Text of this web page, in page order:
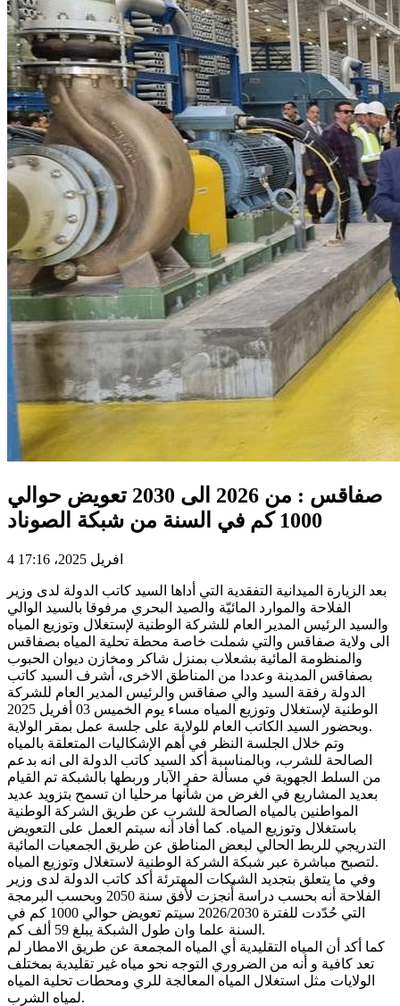
صفاقس : من 2026 الى 2030 تعويض حوالي
1000 كم في السنة من شبكة الصوناد
4 افريل 2025، 17:16
بعد الزيارة الميدانية التفقدية التي أداها السيد كاتب الدولة لدى وزير
الفلاحة والموارد المائيّة والصيد البحري مرفوقا بالسيد الوالي
والسيد الرئيس المدير العام للشركة الوطنية لإستغلال وتوزيع المياه
الى ولاية صفاقس والتي شملت خاصة محطة تحلية المياه بصفاقس
والمنظومة المائية بشعلاب بمنزل شاكر ومخازن ديوان الحبوب
بصفاقس المدينة وعددا من المناطق الاخرى، أشرف السيد كاتب
الدولة رفقة السيد والي صفاقس والرئيس المدير العام للشركة
الوطنية لإستغلال وتوزيع المياه مساء يوم الخميس 03 أفريل 2025
وبحضور السيد الكاتب العام للولاية على جلسة عمل بمقر الولاية.
وتم خلال الجلسة النظر في أهم الإشكاليات المتعلقة بالمياه
الصالحة للشرب، وبالمناسبة أكد السيد كاتب الدولة الى انه بدعم
من السلط الجهوية في مسألة حفر الآبار وربطها بالشبكة تم القيام
بعديد المشاريع في الغرض من شأنها مرحليا ان تسمح بتزويد عديد
المواطنين بالمياه الصالحة للشرب عن طريق الشركة الوطنية
باستغلال وتوزيع المياه. كما أفاد أنه سيتم العمل على التعويض
التدريجي للربط الحالي لبعض المناطق عن طريق الجمعيات المائية
لتصبح مباشرة عبر شبكة الشركة الوطنية لاستغلال وتوزيع المياه.
وفي ما يتعلق بتجديد الشبكات المهترئة أكد كاتب الدولة لدى وزير
الفلاحة أنه بحسب دراسة أُنجزت لأفق سنة 2050 وبحسب البرمجة
التي حُدّدت للفترة 2026/2030 سيتم تعويض حوالي 1000 كم في
السنة علما وان طول الشبكة يبلغ 59 ألف كم.
كما أكد أن المياه التقليدية أي المياه المجمعة عن طريق الامطار لم
تعد كافية و أنه من الضروري التوجه نحو مياه غير تقليدية بمختلف
الولايات مثل استغلال المياه المعالجة للري ومحطات تحلية المياه
لمياه الشرب.